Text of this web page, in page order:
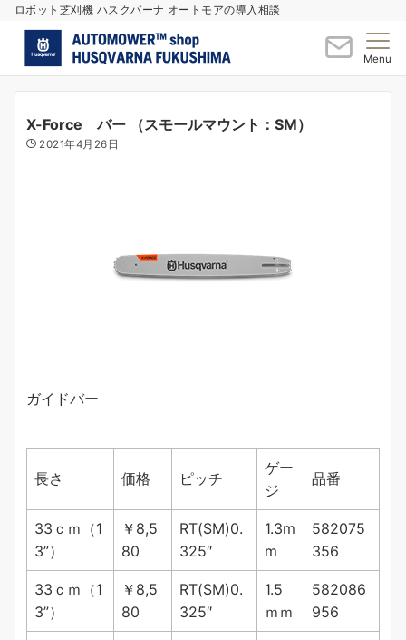
ロボット芝刈機 ハスクバーナ オートモアの導入相談
Menu
X-Force バー （スモールマウント：SM）
2021年4月26日
ガイドバー
長さ 価格 ピッチ
ゲー
ジ
品番
33ｃｍ（1
3”）
￥8,5
80
RT(SM)0.
325″
1.3m
m
582075
356
33ｃｍ（1
3”）
￥8,5
80
RT(SM)0.
325″
1.5
ｍｍ
582086
956